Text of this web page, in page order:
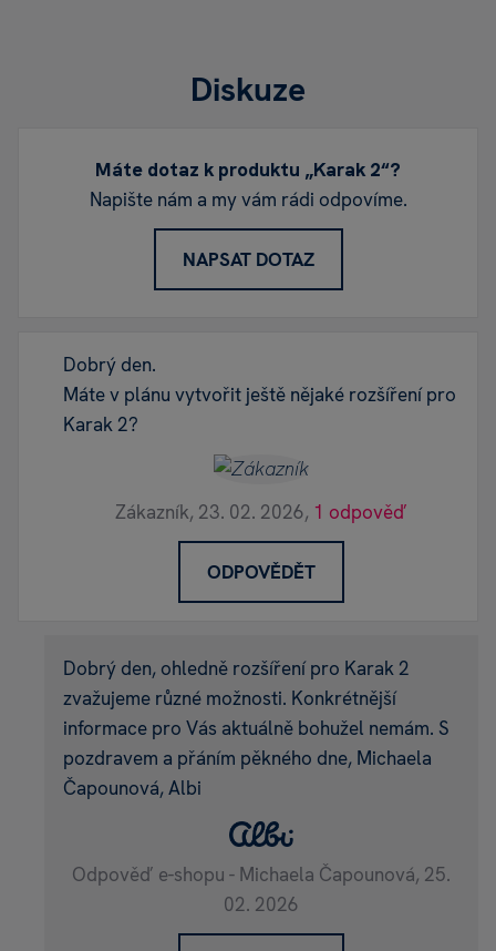
Diskuze
Máte dotaz k produktu „Karak 2“?
Napište nám a my vám rádi odpovíme.
NAPSAT DOTAZ
Dobrý den.
Máte v plánu vytvořit ještě nějaké rozšíření pro
Karak 2?
Zákazník, 23. 02. 2026, 1 odpověď
ODPOVĚDĚT
Dobrý den, ohledně rozšíření pro Karak 2
zvažujeme různé možnosti. Konkrétnější
informace pro Vás aktuálně bohužel nemám. S
pozdravem a přáním pěkného dne, Michaela
Čapounová, Albi
Odpověď e-shopu - Michaela Čapounová, 25.
02. 2026